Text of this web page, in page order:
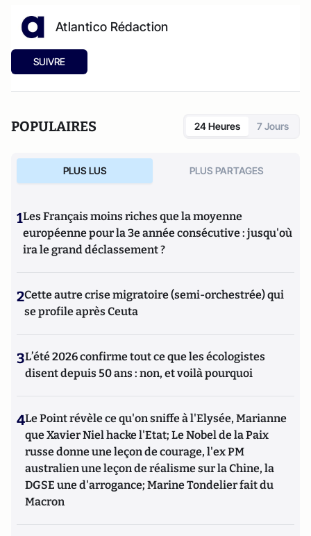
Atlantico Rédaction
SUIVRE
POPULAIRES 24 Heures 7 Jours
PLUS LUS PLUS PARTAGES
1Les Français moins riches que la moyenne
européenne pour la 3e année consécutive : jusqu'où
ira le grand déclassement ?
2Cette autre crise migratoire (semi-orchestrée) qui
se profile après Ceuta
3L’été 2026 confirme tout ce que les écologistes
disent depuis 50 ans : non, et voilà pourquoi
4Le Point révèle ce qu'on sniffe à l'Elysée, Marianne
que Xavier Niel hacke l'Etat; Le Nobel de la Paix
russe donne une leçon de courage, l'ex PM
australien une leçon de réalisme sur la Chine, la
DGSE une d'arrogance; Marine Tondelier fait du
Macron